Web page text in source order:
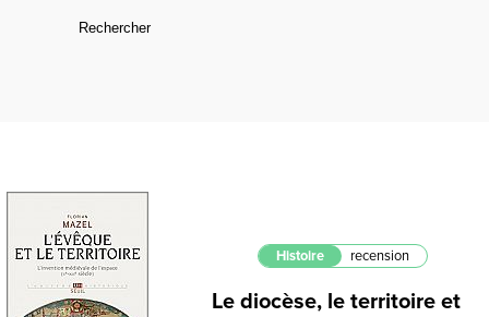
Histoire recension
Le diocèse, le territoire et